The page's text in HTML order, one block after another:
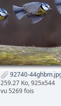
92740-
259.27 Ko, 925x544
vu 5269 fois